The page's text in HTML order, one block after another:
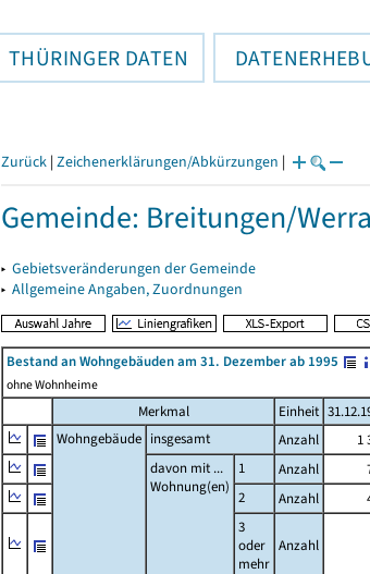
THÜRINGER DATEN
Zurück | Zeichenerklärungen/Abkürzungen |
Gemeinde: Breitungen/Werra
▸ Gebietsveränderungen der Gemeinde
▸ Allgemeine Angaben, Zuordnungen
Bestand an Wohngebäuden am 31. Dezember ab 1995
ohne Wohnheime
Merkmal Einheit
Wohngebäude insgesamt Anzahl 1
davon mit ...
Wohnung(en)
1 Anzahl
2
Anzahl
3
oder
mehr
Anzahl